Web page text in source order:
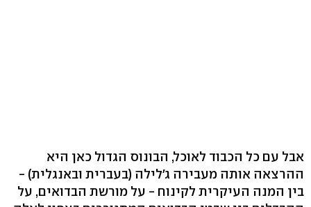
אבל עם כל הכבוד לאוכל, הבונוס הגדול כאן היא
ההרצאה אותה מעבירה ג'לילה (בעברית ובאנגלית) -
בין המנה העיקרית לקינוח - על מורשת הבדואים, על